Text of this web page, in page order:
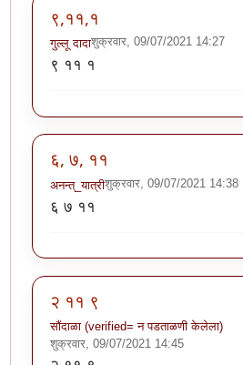
९,११,१
गुल्लू दादाशुक्रवार, 09/07/2021 14:27
९ ११ १
६, ७, ११
अनन्त्_यात्रीशुक्रवार, 09/07/2021 14:38
६ ७ ११
२ ११ ९
सौंदाळा (verified= न पडताळणी केलेला)
शुक्रवार, 09/07/2021 14:45